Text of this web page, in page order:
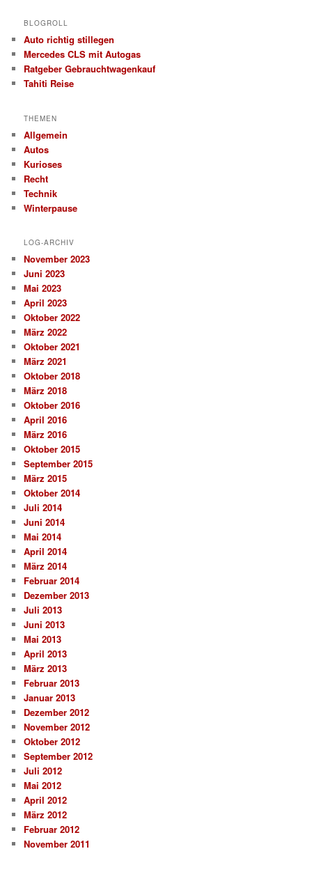
BLOGROLL
Auto richtig stillegen
Mercedes CLS mit Autogas
Ratgeber Gebrauchtwagenkauf
Tahiti Reise
THEMEN
Allgemein
Autos
Kurioses
Recht
Technik
Winterpause
LOG-ARCHIV
November 2023
Juni 2023
Mai 2023
April 2023
Oktober 2022
März 2022
Oktober 2021
März 2021
Oktober 2018
März 2018
Oktober 2016
April 2016
März 2016
Oktober 2015
September 2015
März 2015
Oktober 2014
Juli 2014
Juni 2014
Mai 2014
April 2014
März 2014
Februar 2014
Dezember 2013
Juli 2013
Juni 2013
Mai 2013
April 2013
März 2013
Februar 2013
Januar 2013
Dezember 2012
November 2012
Oktober 2012
September 2012
Juli 2012
Mai 2012
April 2012
März 2012
Februar 2012
November 2011